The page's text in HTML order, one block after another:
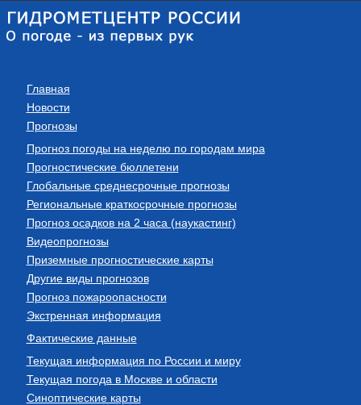
Главная
Новости
Прогнозы
Прогноз погоды на неделю по городам мира
Прогностические бюллетени
Глобальные среднесрочные прогнозы
Региональные краткосрочные прогнозы
Прогноз осадков на 2 часа (наукастинг)
Видеопрогнозы
Приземные прогностические карты
Другие виды прогнозов
Прогноз пожароопасности
Экстренная информация
Фактические данные
Текущая информация по России и миру
Текущая погода в Москве и области
Синоптические карты